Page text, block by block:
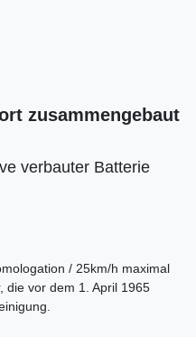
zusammengebaut
verbauter Batterie
/ 25km/h maximal
die vor dem 1. April 1965